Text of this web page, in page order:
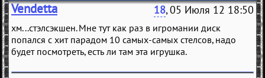
Vendetta 18, 05 Июля 12 18:50
хм...стэлсэкшен. Мне тут как раз в игромании диск
попался с хит парадом 10 самых-самых стелсов, надо
будет посмотреть, есть ли там эта игрушка.